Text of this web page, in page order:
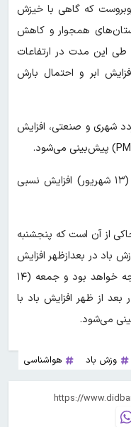
که گاهی با خیزش
همجوار و کاهش
این مدت در ارتفاعات
ابر و احتمال بارش
شهری و صنعتی، افزایش
طبق اعلام هواشناسی، امروز و پنجشنبه (۱۳ شهریور) افزایش نسبی
از آن است که پنجشنبه
باد در بعدازظهر افزایش
باد با بیشینه ۳۵ و کمینه دمای ۲۵ درجه خواهد بود و جمعه (۱۴
از ظهر افزایش باد با
وزش باد هواشناسی